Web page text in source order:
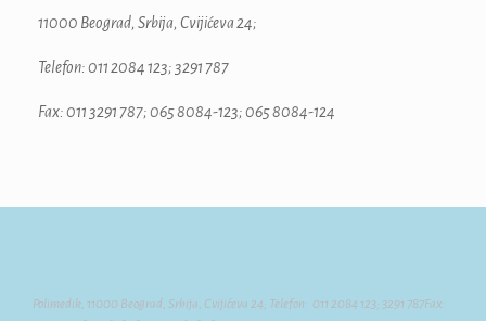
11000 Beograd, Srbija, Cvijićeva 24;
Telefon: 011 2084 123; 3291 787
Fax: 011 3291 787; 065 8084-123; 065 8084-124
Polimedik, 11000 Beograd, Srbija, Cvijićeva 24; Telefon: 011 2084 123; 3291 787Fax: